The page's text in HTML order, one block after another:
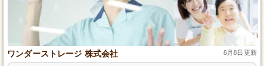
ワンダーストレージ 株式会社 8月8日更新